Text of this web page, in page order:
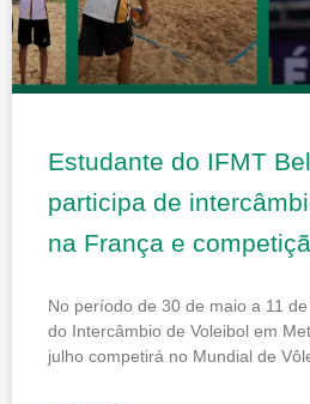
Estudante do IFMT
participa de
na França e
No período de 30 de maio a 11
do Intercâmbio de Voleibol em
julho competirá no Mundial de